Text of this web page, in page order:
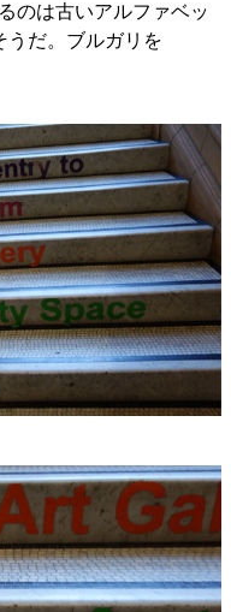
のは古いアルファベッ
うだ。ブルガリを